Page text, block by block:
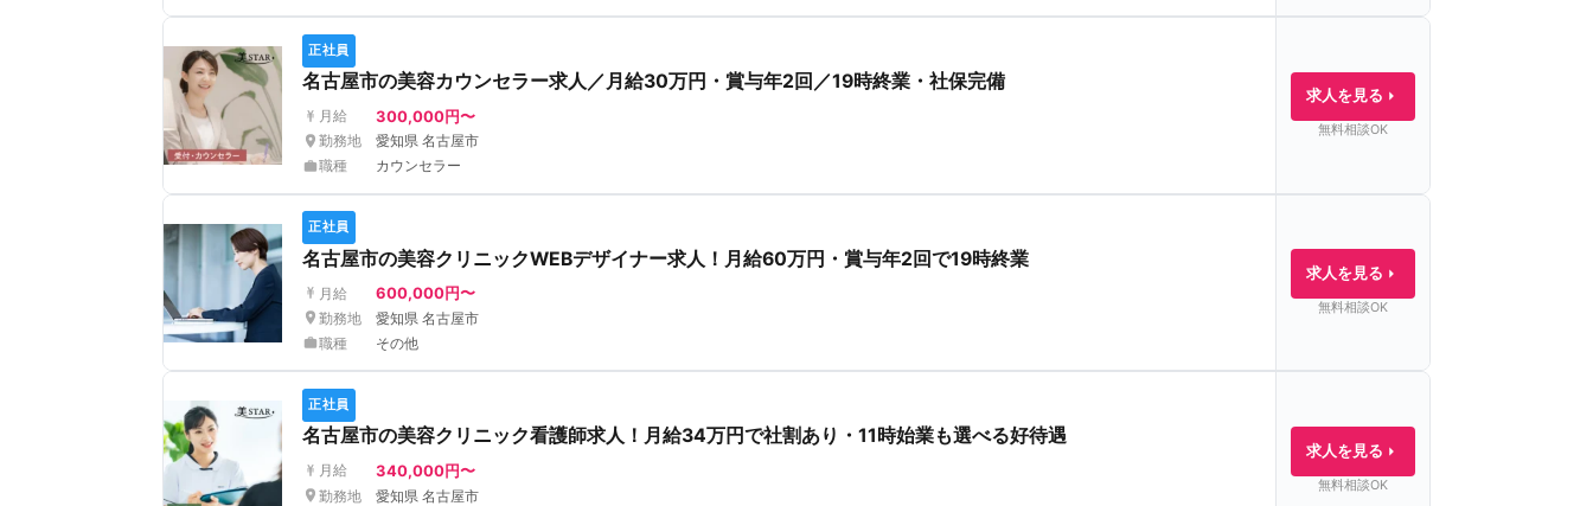
正社員
名古屋市の美容カウンセラー求人／月給30万円・賞与年2回／19時終業・社保完備
月給 300,000円〜
勤務地
愛知県 名古屋市
職種
カウンセラー
求人を見る
無料相談OK
正社員
名古屋市の美容クリニックWEBデザイナー求人！月給60万円・賞与年2回で19時終業
月給 600,000円〜
勤務地
愛知県 名古屋市
職種
その他
求人を見る
無料相談OK
正社員
名古屋市の美容クリニック看護師求人！月給34万円で社割あり・11時始業も選べる好待遇
月給 340,000円〜
勤務地
愛知県 名古屋市
求人を見る
無料相談OK